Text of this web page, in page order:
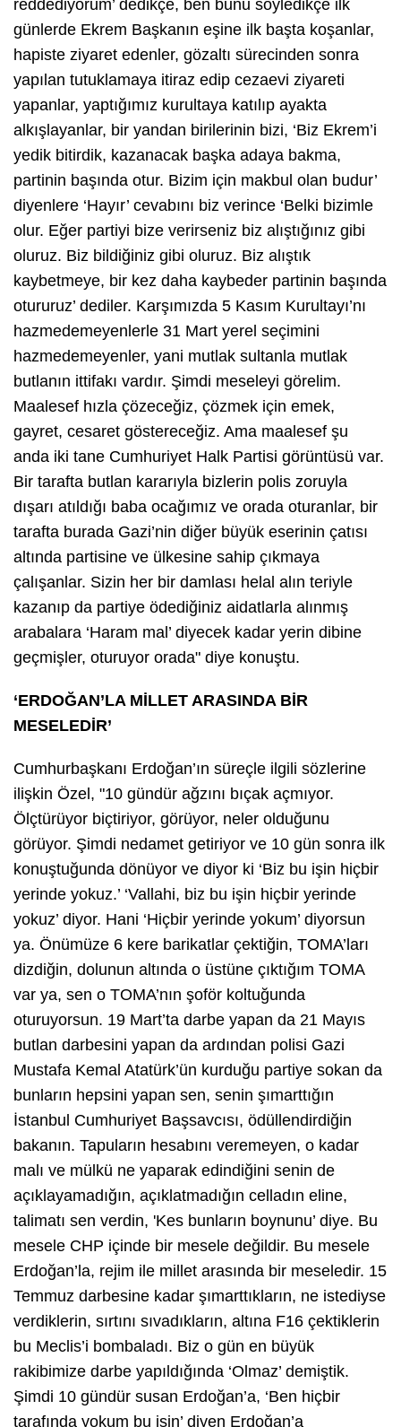
reddediyorum’ dedikçe, ben bunu söyledikçe ilk
günlerde Ekrem Başkanın eşine ilk başta koşanlar,
hapiste ziyaret edenler, gözaltı sürecinden sonra
yapılan tutuklamaya itiraz edip cezaevi ziyareti
yapanlar, yaptığımız kurultaya katılıp ayakta
alkışlayanlar, bir yandan birilerinin bizi, ‘Biz Ekrem’i
yedik bitirdik, kazanacak başka adaya bakma,
partinin başında otur. Bizim için makbul olan budur’
diyenlere ‘Hayır’ cevabını biz verince ‘Belki bizimle
olur. Eğer partiyi bize verirseniz biz alıştığınız gibi
oluruz. Biz bildiğiniz gibi oluruz. Biz alıştık
kaybetmeye, bir kez daha kaybeder partinin başında
otururuz’ dediler. Karşımızda 5 Kasım Kurultayı’nı
hazmedemeyenlerle 31 Mart yerel seçimini
hazmedemeyenler, yani mutlak sultanla mutlak
butlanın ittifakı vardır. Şimdi meseleyi görelim.
Maalesef hızla çözeceğiz, çözmek için emek,
gayret, cesaret göstereceğiz. Ama maalesef şu
anda iki tane Cumhuriyet Halk Partisi görüntüsü var.
Bir tarafta butlan kararıyla bizlerin polis zoruyla
dışarı atıldığı baba ocağımız ve orada oturanlar, bir
tarafta burada Gazi’nin diğer büyük eserinin çatısı
altında partisine ve ülkesine sahip çıkmaya
çalışanlar. Sizin her bir damlası helal alın teriyle
kazanıp da partiye ödediğiniz aidatlarla alınmış
arabalara ‘Haram mal’ diyecek kadar yerin dibine
geçmişler, oturuyor orada" diye konuştu.
‘ERDOĞAN’LA MİLLET ARASINDA BİR
MESELEDİR’
Cumhurbaşkanı Erdoğan’ın süreçle ilgili sözlerine
ilişkin Özel, "10 gündür ağzını bıçak açmıyor.
Ölçtürüyor biçtiriyor, görüyor, neler olduğunu
görüyor. Şimdi nedamet getiriyor ve 10 gün sonra ilk
konuştuğunda dönüyor ve diyor ki ‘Biz bu işin hiçbir
yerinde yokuz.’ ‘Vallahi, biz bu işin hiçbir yerinde
yokuz’ diyor. Hani ‘Hiçbir yerinde yokum’ diyorsun
ya. Önümüze 6 kere barikatlar çektiğin, TOMA’ları
dizdiğin, dolunun altında o üstüne çıktığım TOMA
var ya, sen o TOMA’nın şoför koltuğunda
oturuyorsun. 19 Mart’ta darbe yapan da 21 Mayıs
butlan darbesini yapan da ardından polisi Gazi
Mustafa Kemal Atatürk’ün kurduğu partiye sokan da
bunların hepsini yapan sen, senin şımarttığın
İstanbul Cumhuriyet Başsavcısı, ödüllendirdiğin
bakanın. Tapuların hesabını veremeyen, o kadar
malı ve mülkü ne yaparak edindiğini senin de
açıklayamadığın, açıklatmadığın celladın eline,
talimatı sen verdin, 'Kes bunların boynunu’ diye. Bu
mesele CHP içinde bir mesele değildir. Bu mesele
Erdoğan’la, rejim ile millet arasında bir meseledir. 15
Temmuz darbesine kadar şımarttıkların, ne istediyse
verdiklerin, sırtını sıvadıkların, altına F16 çektiklerin
bu Meclis’i bombaladı. Biz o gün en büyük
rakibimize darbe yapıldığında ‘Olmaz’ demiştik.
Şimdi 10 gündür susan Erdoğan’a, ‘Ben hiçbir
tarafında yokum bu işin’ diyen Erdoğan’a